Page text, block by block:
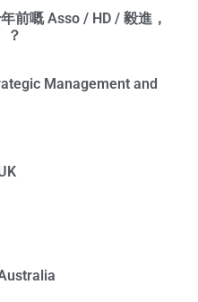
前嘅 Asso / HD / 毅進，
？
Management and